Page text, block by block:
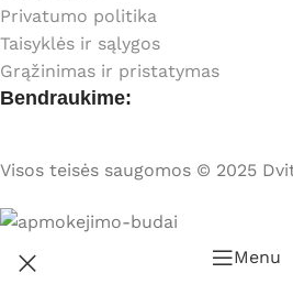
Privatumo politika
Taisyklės ir sąlygos
Grąžinimas ir pristatymas
Bendraukime:
Visos teisės saugomos © 2025
Menu